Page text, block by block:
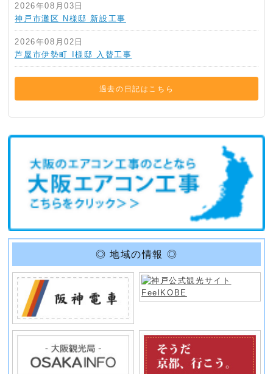
2026年08月03日
神戸市灘区 N様邸 新設工事
2026年08月02日
芦屋市伊勢町 I様邸 入替工事
過去の日記はこちら
◎ 地域の情報 ◎